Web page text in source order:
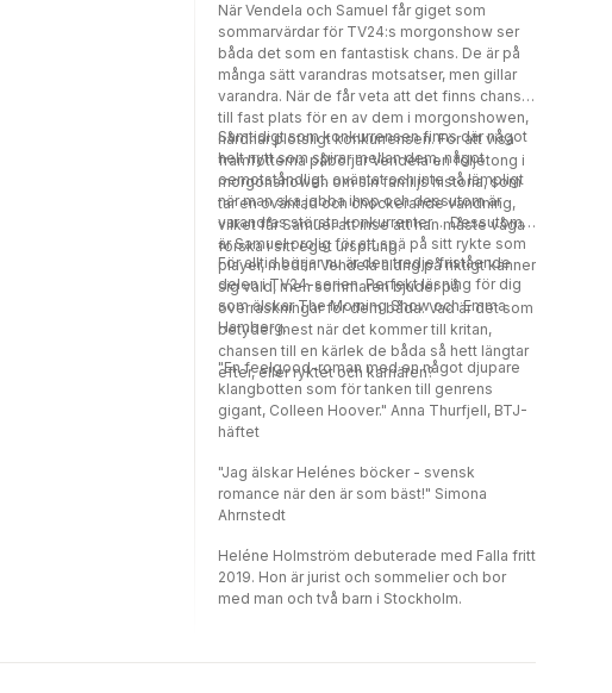
När Vendela och Samuel får giget som
sommarvärdar för TV24:s morgonshow ser
båda det som en fantastisk chans. De är på
många sätt varandras motsatser, men gillar
varandra. När de får veta att det finns chans
till fast plats för en av dem i morgonshowen,
hårdnar plötsligt konkurrensen. För att visa
framfötterna påbörjar Vendela en följetong i
morgonshowen om sin familjs historia, som
tar en oväntad och chockerande vändning,
vilket får Samuel att inse att han måste våga
forska i sitt eget ursprung.
Samtidigt som konkurrensen finns där något
helt nytt som spirar mellan dem, något
oemotståndligt, oväntat och inte så lämpligt
när man ska jobba ihop och dessutom är
varandras största konkurrenter ... Dessutom
är Samuel orolig för att spä på sitt rykte som
player, medan Vendela aldrig på riktigt känner
sig vald, men sommaren bjuder på
överraskningar för dem båda. Vad är det som
betyder mest när det kommer till kritan,
chansen till en kärlek de båda så hett längtar
efter, eller ryktet och karriären?
För alltid börjar nu är den tredje fristående
delen i TV24-serien. Perfekt läsning för dig
som älskar The Morning Show och Emma
Hamberg.
"En feelgood-roman med en något djupare
klangbotten som för tanken till genrens
gigant, Colleen Hoover." Anna Thurfjell, BTJ-
häftet
"Jag älskar Helénes böcker - svensk
romance när den är som bäst!" Simona
Ahrnstedt
Heléne Holmström debuterade med Falla fritt
2019. Hon är jurist och sommelier och bor
med man och två barn i Stockholm.